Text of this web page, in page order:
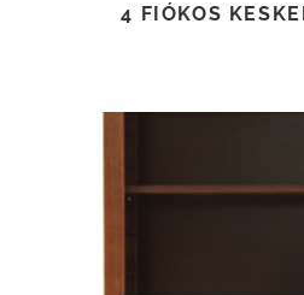
4 FIÓKOS